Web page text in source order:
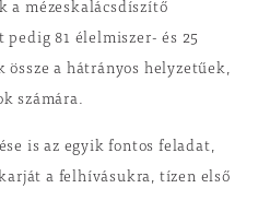
a mézeskalácsdíszítő
81 élelmiszer- és 25
a hátrányos helyzetűek,
számára.
is az egyik fontos feladat,
a felhívásukra, tízen első